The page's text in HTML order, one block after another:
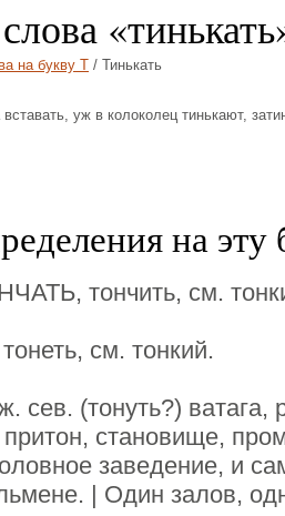
на букву Т / Тинькать
уж в колоколец тинькают,
на эту
тончить, см.
см. тонкий.
сев. (тонуть?)
притон, становище,
заведение, и
| Один залов,